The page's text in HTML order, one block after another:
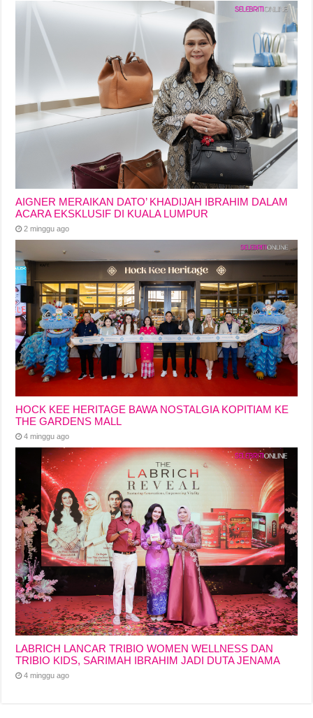
AIGNER MERAIKAN DATO’ KHADIJAH IBRAHIM DALAM
ACARA EKSKLUSIF DI KUALA LUMPUR
2 minggu ago
HOCK KEE HERITAGE BAWA NOSTALGIA KOPITIAM KE
THE GARDENS MALL
4 minggu ago
LABRICH LANCAR TRIBIO WOMEN WELLNESS DAN
TRIBIO KIDS, SARIMAH IBRAHIM JADI DUTA JENAMA
4 minggu ago